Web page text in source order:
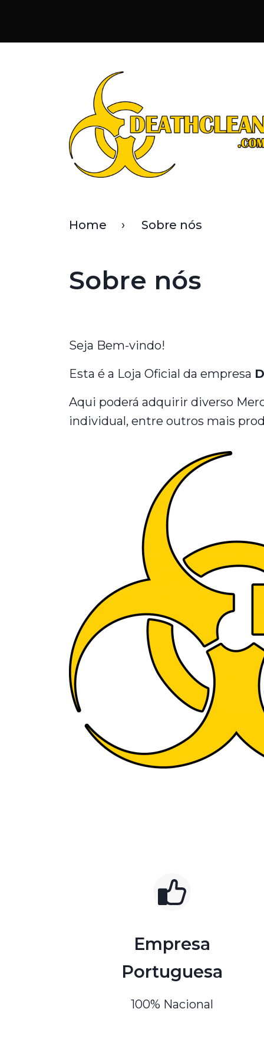
Home Sobre nós
Sobre nós
Seja Bem-vindo!
Esta é a Loja Oficial da empresa
Aqui poderá adquirir diverso
individual, entre outros mais
Empresa
Portuguesa
100% Nacional